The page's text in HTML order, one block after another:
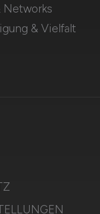
Networks
& Vielfalt